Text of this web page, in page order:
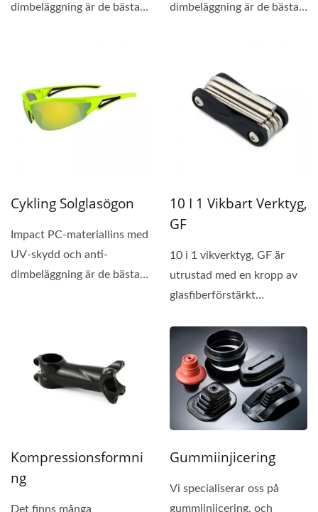
dimbeläggning är de bästa
dimbeläggning är de bästa
Cykling Solglasögon
Impact PC-materiallins med
UV-skydd och anti-
dimbeläggning är de bästa
10 I 1 Vikbart Verktyg,
GF
10 i 1 vikverktyg, GF är
utrustad med en kropp av
glasfiberförstärkt
Kompressionsformni
Ng
Det finns många
Gummiinjicering
Vi specialiserar oss på
gummiinjicering, och